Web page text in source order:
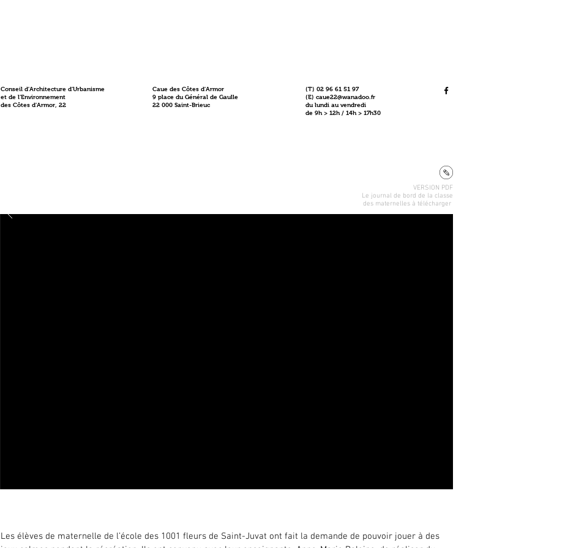
(T) 02 96 61 51 97
(E) caue22@wanadoo.fr
du lundi au vendredi
de 9h > 12h / 14h > 17h30
VERSION PDF
Le journal de bord de la classe
des maternelles à télécharger
Les élèves de maternelle de l’école des 1001 fleurs de Saint-Juvat ont fait la demande de pouvoir jouer à des
Conseil d'Architecture d'Urbanisme
et de l'Environnement
des Côtes d'Armor, 22
Caue des Côtes d'Armor
9 place du Général de Gaulle
22 000 Saint-Brieuc